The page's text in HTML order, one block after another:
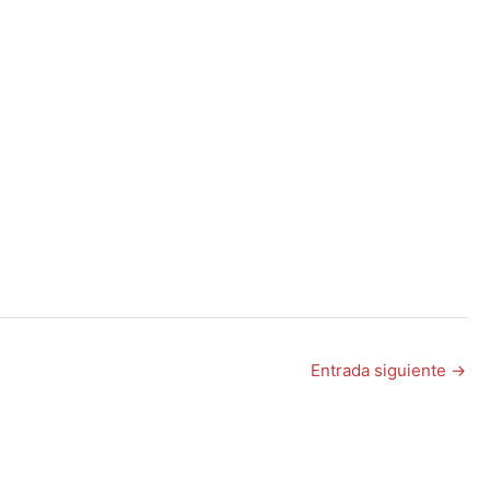
Entrada siguiente →